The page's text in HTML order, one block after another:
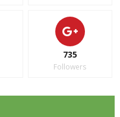
735
Followers